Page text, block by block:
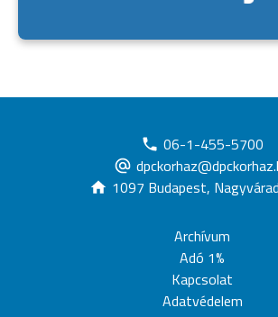
06-1-455-5700
1097 Budapest,
Archívum
Adó 1%
Kapcsolat
Adatvédelem